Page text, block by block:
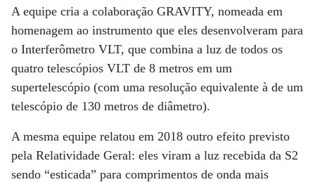
A equipe cria a colaboração GRAVITY, nomeada em
homenagem ao instrumento que eles desenvolveram para
o Interferômetro VLT, que combina a luz de todos os
quatro telescópios VLT de 8 metros em um
supertelescópio (com uma resolução equivalente à de um
telescópio de 130 metros de diâmetro).
A mesma equipe relatou em 2018 outro efeito previsto
pela Relatividade Geral: eles viram a luz recebida da S2
sendo “esticada” para comprimentos de onda mais